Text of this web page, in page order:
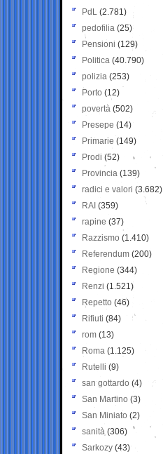
PdL (2.781)
pedofilia (25)
Pensioni (129)
Politica (40.790)
polizia (253)
Porto (12)
povertà (502)
Presepe (14)
Primarie (149)
Prodi (52)
Provincia (139)
radici e valori (3.682)
RAI (359)
rapine (37)
Razzismo (1.410)
Referendum (200)
Regione (344)
Renzi (1.521)
Repetto (46)
Rifiuti (84)
rom (13)
Roma (1.125)
Rutelli (9)
san gottardo (4)
San Martino (3)
San Miniato (2)
sanità (306)
Sarkozy (43)